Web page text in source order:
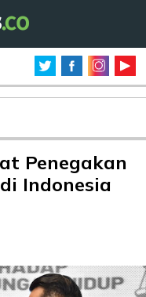
Penegakan
Indonesia